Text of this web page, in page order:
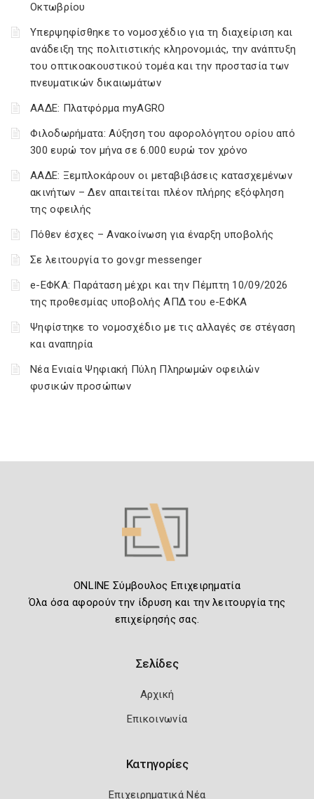
Οκτωβρίου
Υπερψηφίσθηκε το νομοσχέδιο για τη διαχείριση και
ανάδειξη της πολιτιστικής κληρονομιάς, την ανάπτυξη
του οπτικοακουστικού τομέα και την προστασία των
πνευματικών δικαιωμάτων
ΑΑΔΕ: Πλατφόρμα myAGRO
Φιλοδωρήματα: Αύξηση του αφορολόγητου ορίου από
300 ευρώ τον μήνα σε 6.000 ευρώ τον χρόνο
ΑΑΔΕ: Ξεμπλοκάρουν οι μεταβιβάσεις κατασχεμένων
ακινήτων – Δεν απαιτείται πλέον πλήρης εξόφληση
της οφειλής
Πόθεν έσχες – Ανακοίνωση για έναρξη υποβολής
Σε λειτουργία το gov.gr messenger
e-ΕΦΚΑ: Παράταση μέχρι και την Πέμπτη 10/09/2026
της προθεσμίας υποβολής ΑΠΔ του e-ΕΦΚΑ
Ψηφίστηκε το νομοσχέδιο με τις αλλαγές σε στέγαση
και αναπηρία
Νέα Ενιαία Ψηφιακή Πύλη Πληρωμών οφειλών
φυσικών προσώπων
ONLINE Σύμβουλος Επιχειρηματία
Όλα όσα αφορούν την ίδρυση και την λειτουργία της
επιχείρησής σας.
Σελίδες
Αρχική
Επικοινωνία
Κατηγορίες
Επιχειρηματικά Νέα